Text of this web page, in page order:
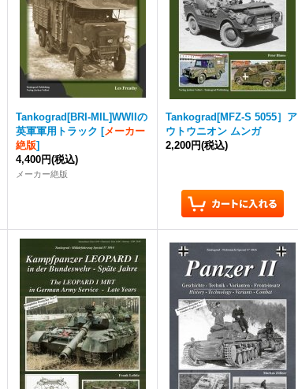
Tankograd [BRI-MIL]WWIIの
英軍軍用トラック [メーカー
絶版]
4,400円(税込)
メーカー絶版
Tankograd [MFZ-S 5055］ア
ウトウニオン ムンガ
2,200円(税込)